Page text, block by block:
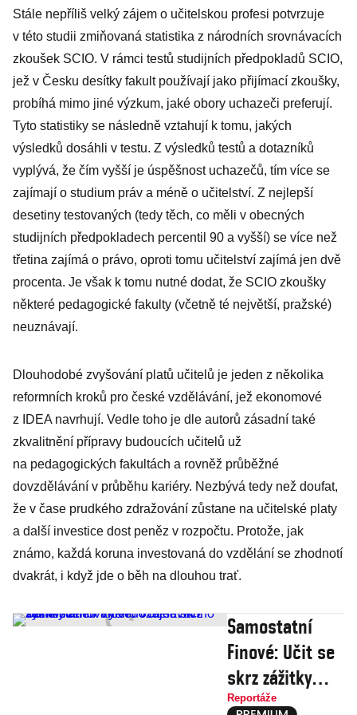
Stále nepříliš velký zájem o učitelskou profesi potvrzuje
v této studii zmiňovaná statistika z národních srovnávacích
zkoušek SCIO. V rámci testů studijních předpokladů SCIO,
jež v Česku desítky fakult používají jako přijímací zkoušky,
probíhá mimo jiné výzkum, jaké obory uchazeči preferují.
Tyto statistiky se následně vztahují k tomu, jakých
výsledků dosáhli v testu. Z výsledků testů a dotazníků
vyplývá, že čím vyšší je úspěšnost uchazečů, tím více se
zajímají o studium práv a méně o učitelství. Z nejlepší
desetiny testovaných (tedy těch, co měli v obecných
studijních předpokladech percentil 90 a vyšší) se více než
třetina zajímá o právo, oproti tomu učitelství zajímá jen dvě
procenta. Je však k tomu nutné dodat, že SCIO zkoušky
některé pedagogické fakulty (včetně té největší, pražské)
neuznávají.
Dlouhodobé zvyšování platů ­učitelů je jeden z několika
reformních kroků pro české vzdělávání, jež ekonomové
z IDEA navrhují. Vedle toho je dle autorů zásadní také
zkvalitnění přípravy budoucích učitelů už
na pedagogických fakultách a rovněž průběžné
dovzdělávání v průběhu kariéry. Nezbývá tedy než doufat,
že v čase prudkého zdražování zůstane na učitelské platy
a další investice dost peněz v rozpočtu. Protože, jak
známo, každá koruna investovaná do vzdělání se zhodnotí
dvakrát, i když jde o běh na dlouhou trať.
Samostatní
Finové: Učit se
skrz zážitky
aneb Výlet do
Reportáže